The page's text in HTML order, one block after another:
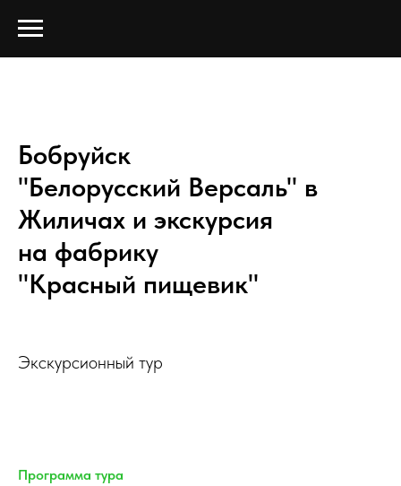
Бобруйск
"Белорусский Версаль" в
Жиличах и экскурсия
на фабрику
"Красный пищевик"
Экскурсионный тур
Программа тура